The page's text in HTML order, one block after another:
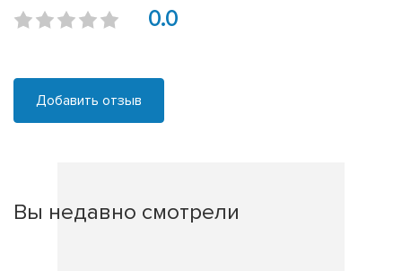
0.0
Добавить отзыв
Вы недавно смотрели